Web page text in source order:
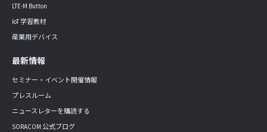
LTE-M Button
IoT 学習教材
産業用デバイス
最新情報
セミナー・イベント開催情報
プレスルーム
ニュースレターを購読する
SORACOM 公式ブログ